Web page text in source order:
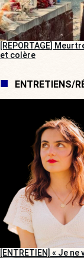
[REPORTAGE]
et colère
ENTRETIENS/
[ENTRETIEN] « Je